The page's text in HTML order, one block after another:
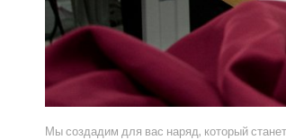
Мы создадим для вас наряд, который